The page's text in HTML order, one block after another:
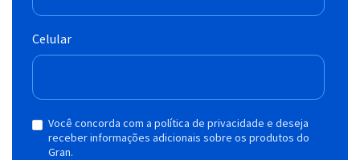
Celular
Você concorda com a política de privacidade e deseja
receber informações adicionais sobre os produtos do
Gran.